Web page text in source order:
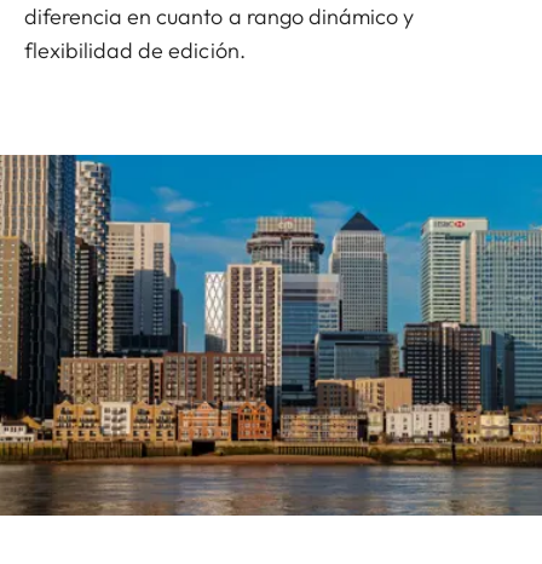
diferencia en cuanto a rango dinámico y
flexibilidad de edición.